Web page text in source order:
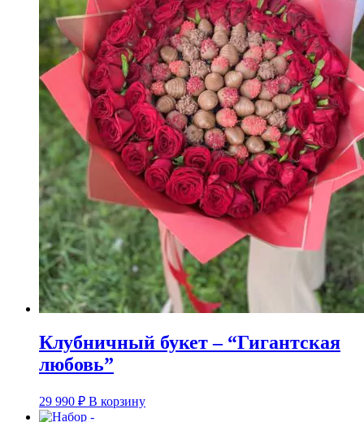
Клубничный букет – “Гигантская
любовь”
29 990 ₽ В корзину